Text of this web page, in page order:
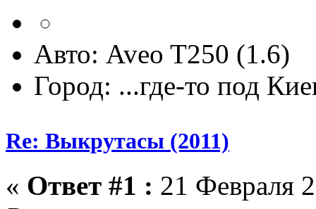
Авто: Aveo T250 (1.6)
Город: ...где-то под
Re: Выкрутасы (2011)
« Ответ #1 : 21 Февраля